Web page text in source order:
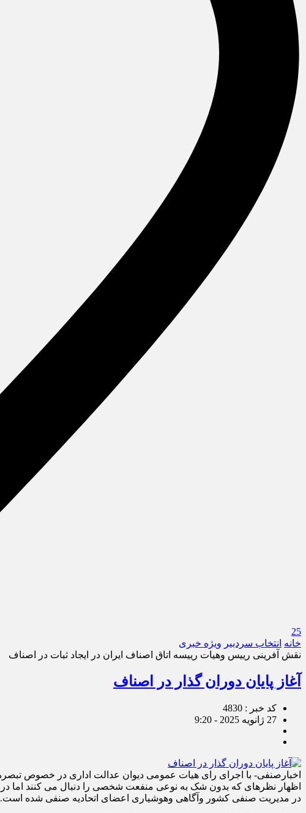
25
خانه انتخاب سردبیر ویژه خبری
نقش آفرینی رییس وهیات رییسه اتاق اصناف ایران در ایجاد ثبات در اصناف
آغاز پایان دوران گذار در اصناف
کد خبر : 4830
27 ژانویه 2025 - 9:20
در مدیریت صنفی کشور وآگاهی وهوشیاری اعضای اتحادیه صنفی شده است.